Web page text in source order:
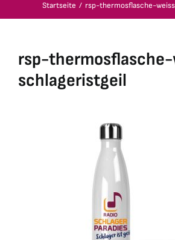
Geschenk-Gutscheine
Startseite rsp-thermosflasche-
rsp-
schlageristgeil